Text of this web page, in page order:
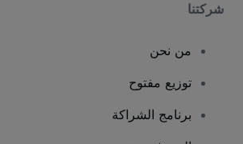
شركتنا
من نحن
توزيع مفتوح
برنامج الشراكة